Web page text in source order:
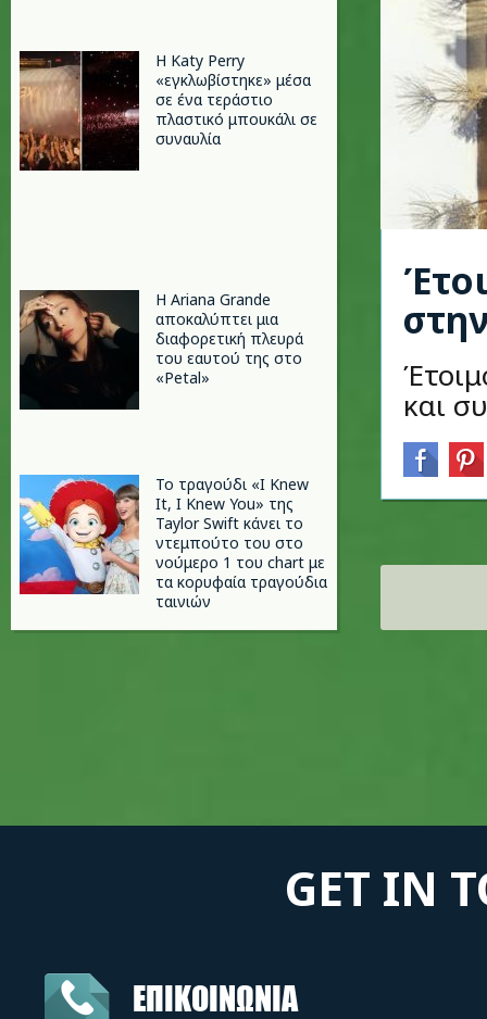
H Katy Perry
«εγκλωβίστηκε» μέσα
σε ένα τεράστιο
πλαστικό μπουκάλι σε
συναυλία
Η Ariana Grande
αποκαλύπτει μια
διαφορετική πλευρά
του εαυτού της στο
«Petal»
Το τραγούδι «I Knew
It, I Knew You» της
Taylor Swift κάνει το
ντεμπούτο του στο
νούμερο 1 του chart με
τα κορυφαία τραγούδια
ταινιών
και
Σελίδες
GET IN
ΕΠΙΚΟΙΝΩΝΙΑ